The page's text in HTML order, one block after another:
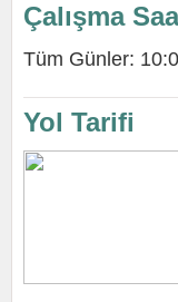
Çalışma
Tüm Günler:
Yol Tarifi